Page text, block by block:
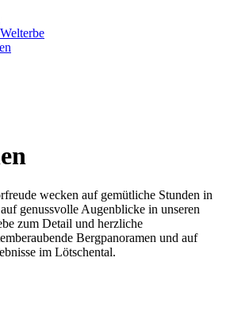
wecken auf gemütliche Stunden in
genussvolle Augenblicke in unseren
zum Detail und herzliche
Bergpanoramen und auf
im Lötschental.